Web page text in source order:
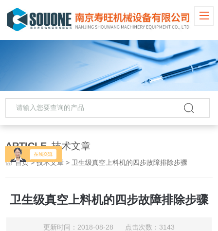
ARTICLE 技术文章
首页>技术文章 > 卫生级真空上料机的四步故障排除步骤
卫生级真空上料机的四步故障排除步骤
更新时间：2018-08-28 点击次数：3143